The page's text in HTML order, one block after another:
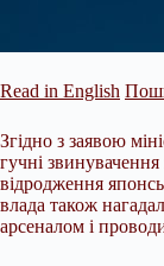
Read in English
Згідно з заявою
гучні
відродження
влада також
арсеналом і